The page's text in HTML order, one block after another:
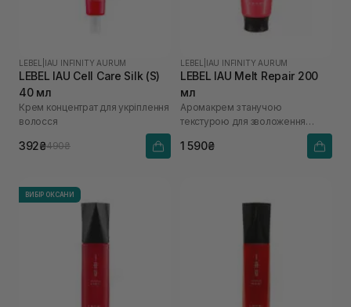
LEBEL IAU INFINITY AURUM
LEBEL IAU Cell Care Silk (S)
40 мл
Крем концентрат для укріплення
волосся
392₴490₴
LEBEL IAU INFINITY AURUM
LEBEL IAU Melt Repair 200
мл
Аромакрем з танучою
текстурою для зволоження
1 590₴
ВИБІР ОКСАНИ